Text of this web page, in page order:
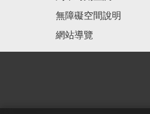
無障礙空間說明
網站導覽